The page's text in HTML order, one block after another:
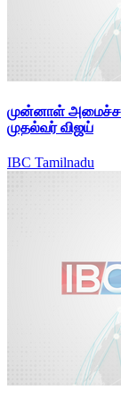
முன்னாள்
முதல்வர் விஜய்
IBC Tamilnadu